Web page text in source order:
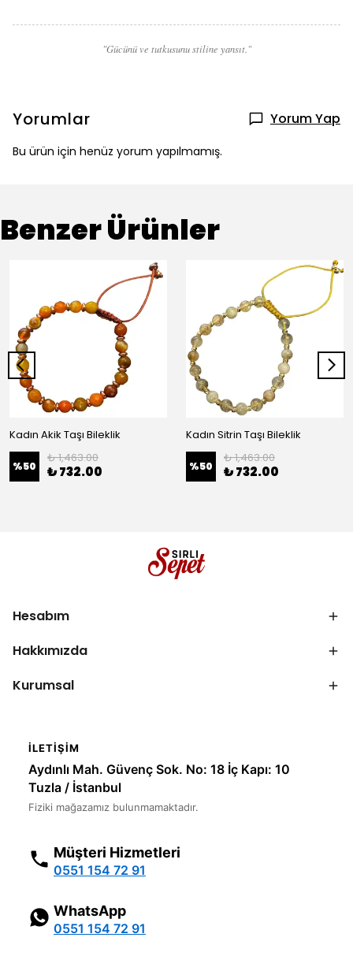
"Gücünü ve tutkusunu stiline yansıt."
Yorumlar Yorum Yap
Bu ürün için henüz yorum yapılmamış.
Benzer Ürünler
Kadın Akik Taşı Bileklik
%50
₺ 1,463.00
₺ 732.00
Kadın Sitrin Taşı Bileklik
%50
₺ 1,463.00
₺ 732.00
Hesabım
Hakkımızda
Kurumsal
İLETIŞIM
Aydınlı Mah. Güvenç Sok. No: 18 İç Kapı: 10
Tuzla / İstanbul
Fiziki mağazamız bulunmamaktadır.
Müşteri Hizmetleri
0551 154 72 91
WhatsApp
0551 154 72 91